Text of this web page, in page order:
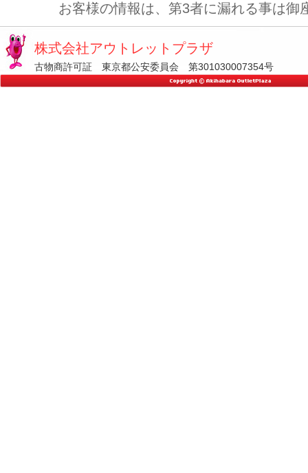
お客様の情報は、第3者に漏れる事は御
株式会社アウトレットプラザ
古物商許可証 東京都公安委員会 第301030007354号